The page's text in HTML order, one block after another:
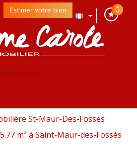
0
Estimer votre bien
St-Maur-Des-Fosses
m² à Saint-Maur-des-Fossés